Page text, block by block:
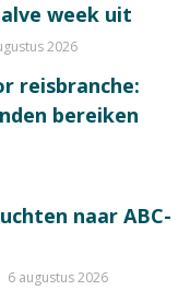
week uit
2026
reisbranche:
bereiken
naar ABC-
6 augustus 2026